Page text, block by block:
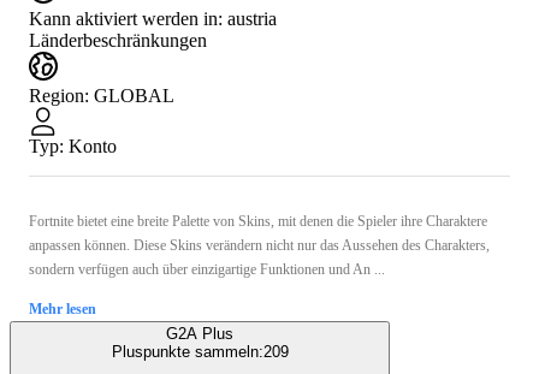
Kann aktiviert werden in: austria
Länderbeschränkungen
Region: GLOBAL
Typ: Konto
Fortnite bietet eine breite Palette von Skins, mit denen die Spieler ihre Charaktere
anpassen können. Diese Skins verändern nicht nur das Aussehen des Charakters,
sondern verfügen auch über einzigartige Funktionen und An ...
Mehr lesen
G2A Plus
Pluspunkte sammeln:209